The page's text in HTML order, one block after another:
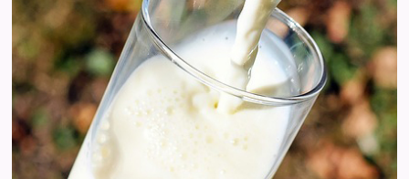
ПЛАН ЗА ИСХРАНА
ЗДРАВИ РЕЦЕПТИ
БЛОГ
ПРОИЗВОДИ
КАМПАЊИ
ЧПП